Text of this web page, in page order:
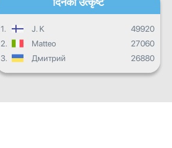
1. J. K
49920
2.
Matteo
27060
3.
Дмитрий 26880